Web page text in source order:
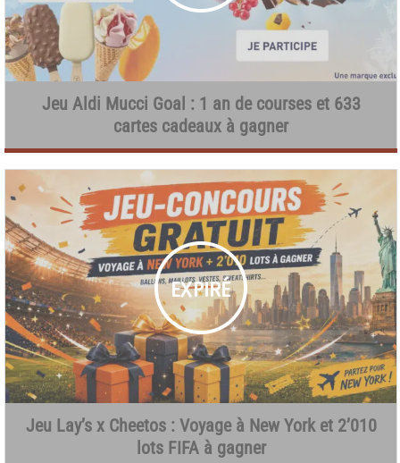
Jeu Aldi Mucci Goal : 1 an de courses et 633
cartes cadeaux à gagner
Jeu Lay’s x Cheetos : Voyage à New York et 2’010
lots FIFA à gagner